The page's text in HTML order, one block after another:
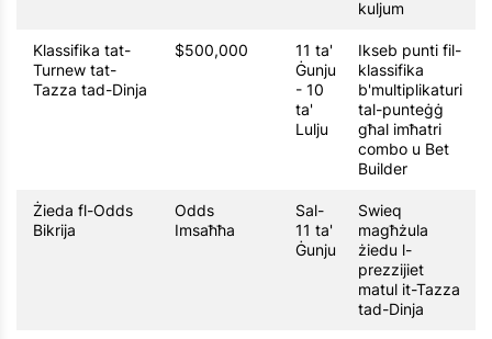
kuljum
Klassifika tat-
Turnew tat-
Tazza tad-Dinja
$500,000
11 ta'
Ġunju
- 10
ta'
Lulju
Ikseb punti fil-
klassifika
b'multiplikaturi
tal-punteġġ
għal imħatri
combo u Bet
Builder
Żieda fl-Odds
Bikrija
Odds
Imsaħħa
Sal-
11 ta'
Ġunju
Swieq
magħżula
żiedu l-
prezzijiet
matul it-Tazza
tad-Dinja